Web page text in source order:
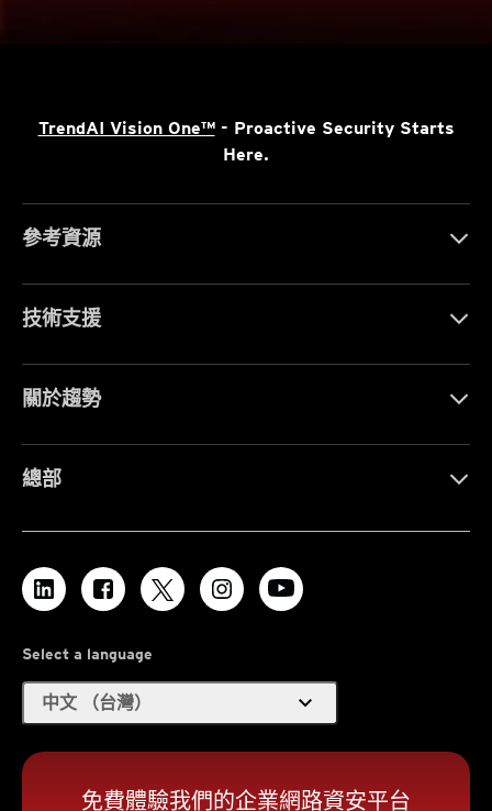
TrendAI Vision One™- Proactive Security Starts
Here.
參考資源
技術支援
關於趨勢
總部
Select a language
中文 （台灣） expand_more
免費體驗我們的企業網路資安平台